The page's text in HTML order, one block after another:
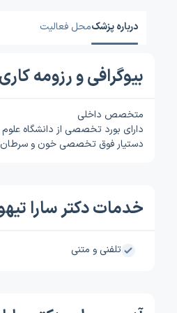
درباره پزشکمحل فعالیت
بیوگرافی و رزومه
متخصص داخلی
دارای بورد تخصصی از دانشگاه
دستیار فوق تخصصی خون و سرطان
خدمات دکتر سارا
تلفنی و متنی